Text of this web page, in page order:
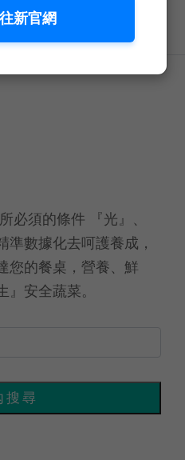
新官網
必須的條件 『光』、
準數據化去呵護養成，
的餐桌，營養、鮮
』安全蔬菜。